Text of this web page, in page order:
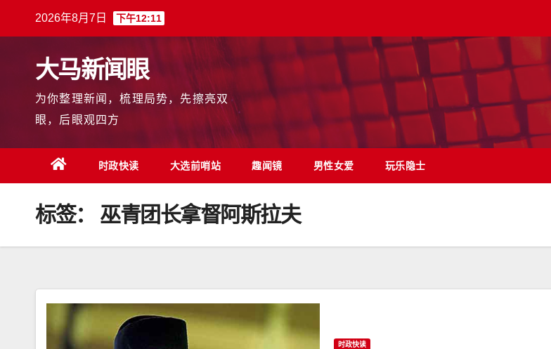
2026年8月7日 下午12:11
大马新闻眼
为你整理新闻，梳理局势，先擦亮双
眼，后眼观四方
时政快读 大选前哨站 趣闻镜 男性女爱 玩乐隐士
标签： 巫青团长拿督阿斯拉夫
时政快读